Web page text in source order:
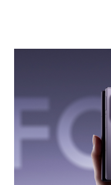
seperti membuka
mengedit
menjalankan berbagai
bersamaan. Hasilnya
memang dirancang
yang mengutamakan